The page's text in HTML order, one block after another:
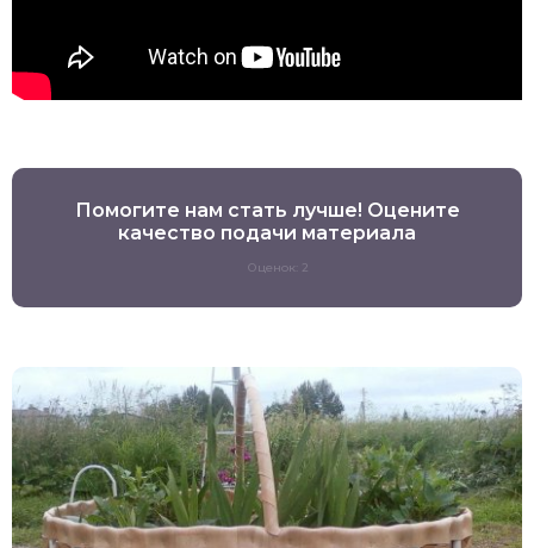
Помогите нам стать лучше! Оцените
качество подачи материала
Оценок: 2